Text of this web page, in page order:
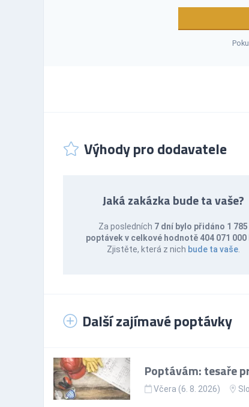
Výhody pro dodavatele
Jaká zakázka bude ta vaše?
Za posledních 7 dní bylo přidáno 1 785
poptávek v celkové hodnotě 404 071 000
Zjistěte, která z nich bude ta vaše.
Další zajímavé poptávky
Poptávám: tesaře
Včera (6. 8. 2026)